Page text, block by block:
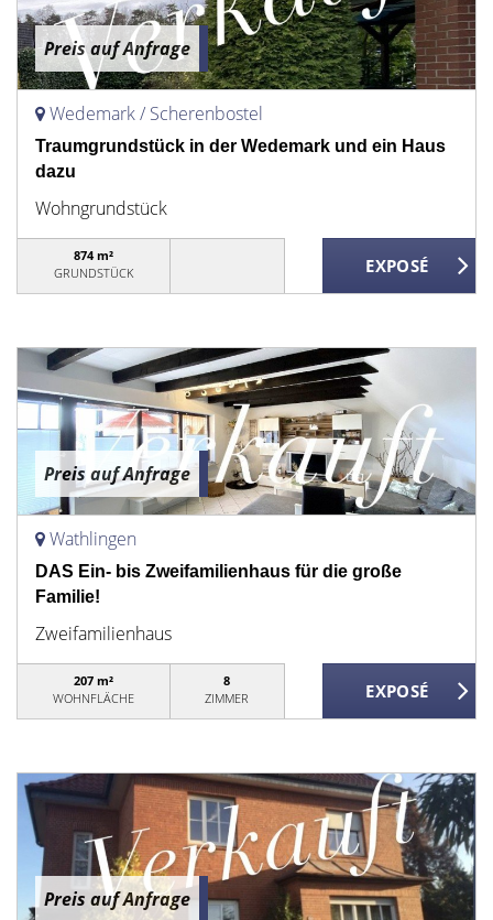
Preis auf Anfrage
Wedemark / Scherenbostel
Traumgrundstück in der Wedemark und ein Haus
dazu
Wohngrundstück
874 m²
GRUNDSTÜCK
Preis auf Anfrage
Wathlingen
DAS Ein- bis Zweifamilienhaus für die große
Familie!
Zweifamilienhaus
207 m²
WOHNFLÄCHE
8
ZIMMER
Preis auf Anfrage